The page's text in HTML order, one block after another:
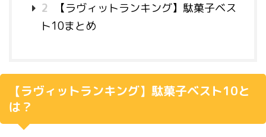
2
【ラヴィットランキング】駄菓子ベス
ト10まとめ
【ラヴィットランキング】駄菓子ベスト10と
は？